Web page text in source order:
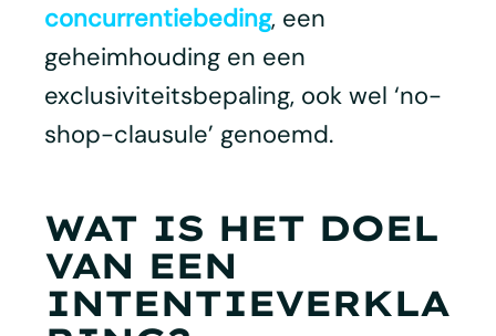
concurrentiebeding, een
geheimhouding en een
exclusiviteitsbepaling, ook wel ‘no-
shop-clausule’ genoemd.
WAT IS HET DOEL
VAN EEN
INTENTIEVERKLA